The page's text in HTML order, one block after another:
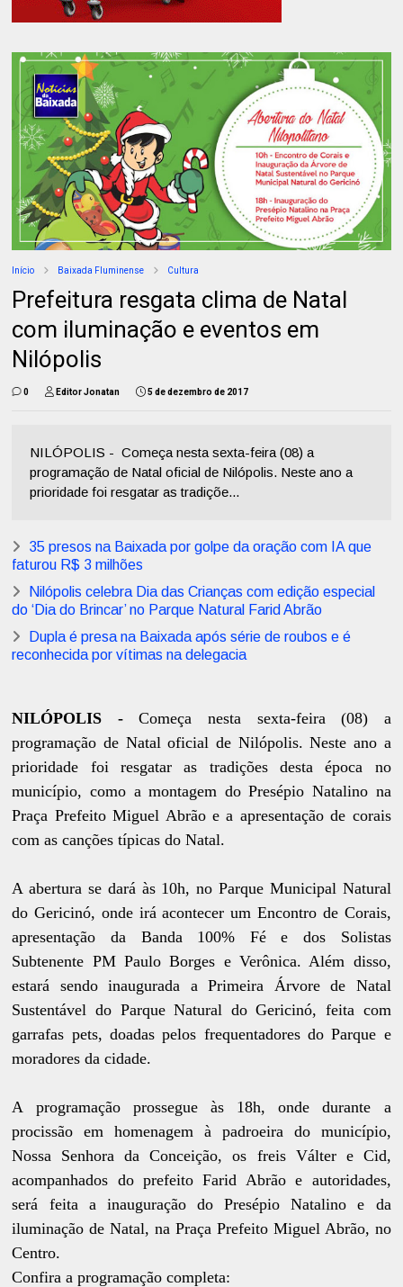
Início Baixada Fluminense Cultura
Prefeitura resgata clima de Natal
com iluminação e eventos em
Nilópolis
0 Editor Jonatan 5 de dezembro de 2017
NILÓPOLIS - Começa nesta sexta-feira (08) a
programação de Natal oficial de Nilópolis. Neste ano a
prioridade foi resgatar as tradiçõe...
35 presos na Baixada por golpe da oração com IA que
faturou R$ 3 milhões
Nilópolis celebra Dia das Crianças com edição especial
do ‘Dia do Brincar’ no Parque Natural Farid Abrão
Dupla é presa na Baixada após série de roubos e é
reconhecida por vítimas na delegacia
NILÓPOLIS -Começa nesta sexta-feira (08) a
programação de Natal oficial de Nilópolis. Neste ano a
prioridade foi resgatar as tradições desta época no
município, como a montagem do Presépio Natalino na
Praça Prefeito Miguel Abrão e a apresentação de corais
com as canções típicas do Natal.
A abertura se dará às 10h, no Parque Municipal Natural
do Gericinó, onde irá acontecer um Encontro de Corais,
apresentação da Banda 100% Fé e dos Solistas
Subtenente PM Paulo Borges e Verônica. Além disso,
estará sendo inaugurada a Primeira Árvore de Natal
Sustentável do Parque Natural do Gericinó, feita com
garrafas pets, doadas pelos frequentadores do Parque e
moradores da cidade.
A programação prossegue às 18h, onde durante a
procissão em homenagem à padroeira do município,
Nossa Senhora da Conceição, os freis Válter e Cid,
acompanhados do prefeito Farid Abrão e autoridades,
será feita a inauguração do Presépio Natalino e da
iluminação de Natal, na Praça Prefeito Miguel Abrão, no
Centro.
Confira a programação completa: